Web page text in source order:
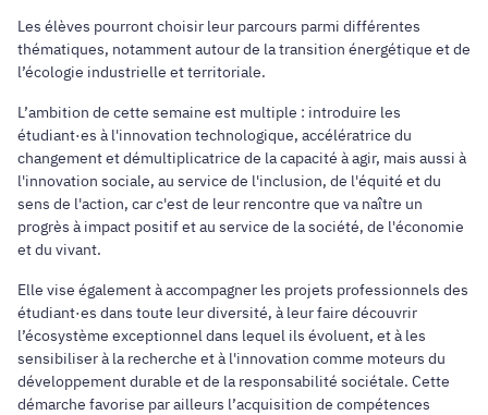
Les élèves pourront choisir leur parcours parmi différentes
thématiques, notamment autour de la transition énergétique et de
l’écologie industrielle et territoriale.
L’ambition de cette semaine est multiple : introduire les
étudiant·es à l'innovation technologique, accélératrice du
changement et démultiplicatrice de la capacité à agir, mais aussi à
l'innovation sociale, au service de l'inclusion, de l'équité et du
sens de l'action, car c'est de leur rencontre que va naître un
progrès à impact positif et au service de la société, de l'économie
et du vivant.
Elle vise également à accompagner les projets professionnels des
étudiant·es dans toute leur diversité, à leur faire découvrir
l’écosystème exceptionnel dans lequel ils évoluent, et à les
sensibiliser à la recherche et à l'innovation comme moteurs du
développement durable et de la responsabilité sociétale. Cette
démarche favorise par ailleurs l’acquisition de compétences